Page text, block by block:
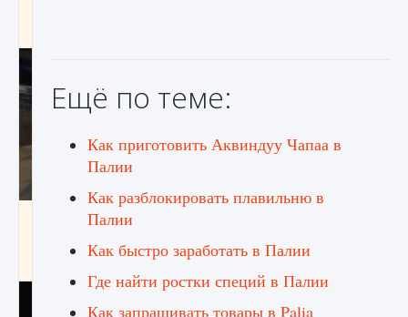
Как исправить неработающие награды For
Ещё по теме:
Как приготовить Аквиндуу Чапаа в
Палии
Как разблокировать плавильню в
Палии
Как быстро заработать в Палии
Где найти ростки специй в Палии
Как запрашивать товары в Palia